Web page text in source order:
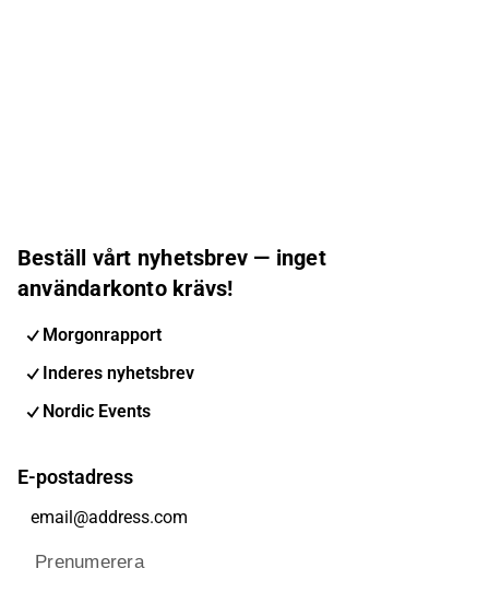
Beställ vårt nyhetsbrev — inget
användarkonto krävs!
Morgonrapport
Inderes nyhetsbrev
Nordic Events
E-postadress
Prenumerera